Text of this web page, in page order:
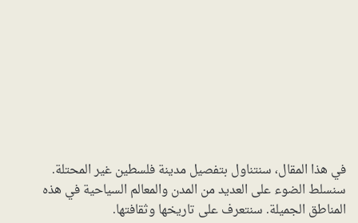
في هذا المقال، سنتناول بتفصيل مدينة فلسطين غير المحتلة.
سنسلط الضوء على العديد من المدن والمعالم السياحية في هذه
المناطق الجميلة. سنتعرف على تاريخها وثقافتها.